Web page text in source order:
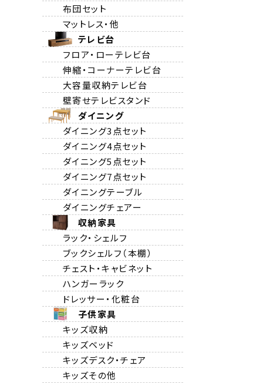
布団セット
マットレス・他
テレビ台
フロア・ローテレビ台
伸縮・コーナーテレビ台
大容量収納テレビ台
壁寄せテレビスタンド
ダイニング
ダイニング3点セット
ダイニング4点セット
ダイニング5点セット
ダイニング7点セット
ダイニングテーブル
ダイニングチェアー
収納家具
ラック・シェルフ
ブックシェルフ（本棚）
チェスト・キャビネット
ハンガーラック
ドレッサー・化粧台
子供家具
キッズ収納
キッズベッド
キッズデスク・チェア
キッズその他